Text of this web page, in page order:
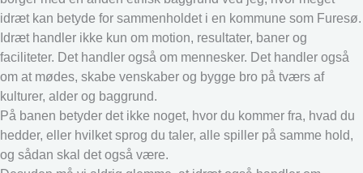
idræt kan betyde for sammenholdet i en kommune som Furesø.
Idræt handler ikke kun om motion, resultater, baner og
faciliteter. Det handler også om mennesker. Det handler også
om at mødes, skabe venskaber og bygge bro på tværs af
kulturer, alder og baggrund.
På banen betyder det ikke noget, hvor du kommer fra, hvad du
hedder, eller hvilket sprog du taler, alle spiller på samme hold,
og sådan skal det også være.